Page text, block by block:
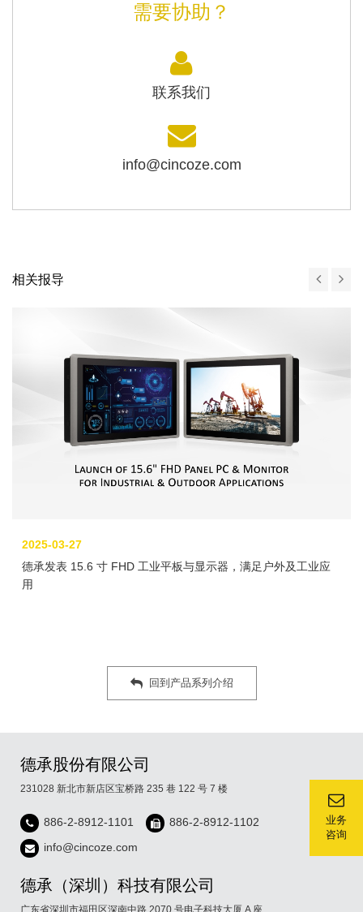
业务
咨询
需要协助？
联系我们
info@cincoze.com
相关报导
2025-03-27
德承发表 15.6 寸 FHD 工业平板与显示器，满足户外及工业应
用
回到产品系列介绍
德承股份有限公司
231028 新北市新店区宝桥路 235 巷 122 号 7 楼
886-2-8912-1101
886-2-8912-1102
info@cincoze.com
德承（深圳）科技有限公司